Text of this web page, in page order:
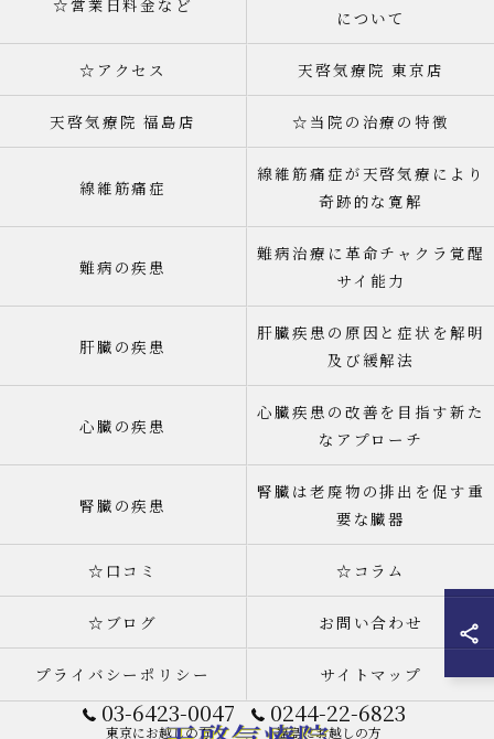
03-6423-0047
東京にお越しの方
0244-22-6823
福島にお越しの方
について
☆アクセス 天啓気療院 東京店
天啓気療院 福島店 ☆当院の治療の特徴
線維筋痛症
線維筋痛症が天啓気療により
奇跡的な寛解
難病の疾患
難病治療に革命チャクラ覚醒
サイ能力
肝臓の疾患
肝臓疾患の原因と症状を解明
及び緩解法
心臓の疾患
心臓疾患の改善を目指す新た
なアプローチ
腎臓の疾患
腎臓は老廃物の排出を促す重
要な臓器
☆口コミ ☆コラム
☆ブログ お問い合わせ
プライバシーポリシー サイトマップ